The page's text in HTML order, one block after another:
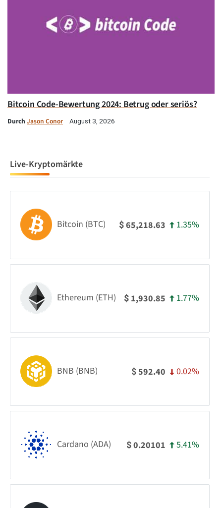
Bitcoin Code-Bewertung 2024: Betrug oder seriös?
Durch Jason Conor August 3, 2026
Live-Kryptomärkte
Bitcoin (BTC) $65,218.63 1.35%
Ethereum (ETH) $ 1,930.85 1.77%
BNB (BNB) $592.40 0.02%
Cardano (ADA) $0.20101 5.41%